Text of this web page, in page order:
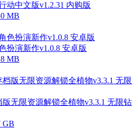
动中文版v1.2.31 内购版
MB
扮演新作v1.0.8 安卓版
MB
无限资源解锁全植物v3.3.1 无限钻
GB